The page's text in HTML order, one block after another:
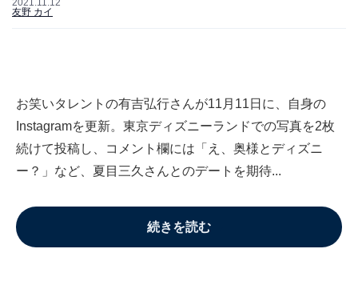
2021.11.12
友野 カイ
お笑いタレントの有吉弘行さんが11月11日に、自身の
Instagramを更新。東京ディズニーランドでの写真を2枚
続けて投稿し、コメント欄には「え、奥様とディズニ
ー？」など、夏目三久さんとのデートを期待...
続きを読む